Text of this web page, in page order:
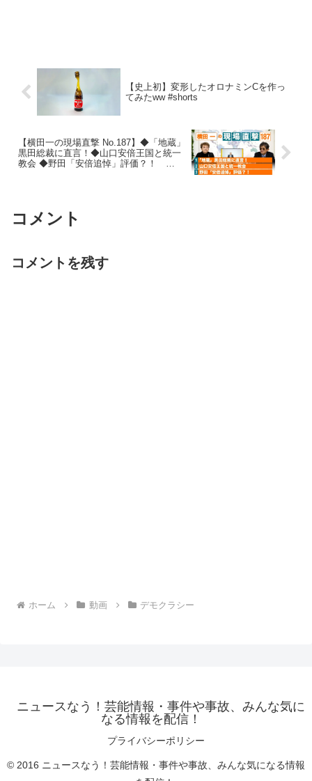
【史上初】変形したオロナミンCを作っ
てみたww #shorts
【横田一の現場直撃 No.187】◆「地蔵」
黒田総裁に直言！◆山口安倍王国と統一
教会 ◆野田「安倍追悼」評価？！
コメント
コメントを残す
ホーム 動画 デモクラシー
ニュースなう！芸能情報・事件や事故、みんな気に
なる情報を配信！
プライバシーポリシー
© 2016 ニュースなう！芸能情報・事件や事故、みんな気になる情報